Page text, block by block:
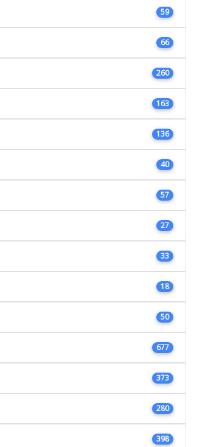
59
66
260
163
136
40
57
27
33
18
50
677
373
280
398